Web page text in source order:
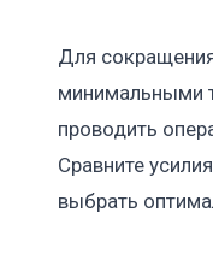
Для
минимальными
проводить
Сравните
выбрать